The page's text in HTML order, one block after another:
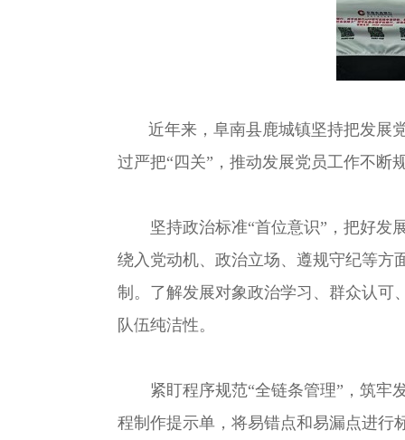
近年来，阜南县鹿城镇坚持把发展
过严把“四关”，推动发展党员工作不断
坚持政治标准“首位意识”，把好发
绕入党动机、政治立场、遵规守纪等方
制。了解发展对象政治学习、群众认可
队伍纯洁性。
紧盯程序规范“全链条管理”，筑牢
程制作提示单，将易错点和易漏点进行